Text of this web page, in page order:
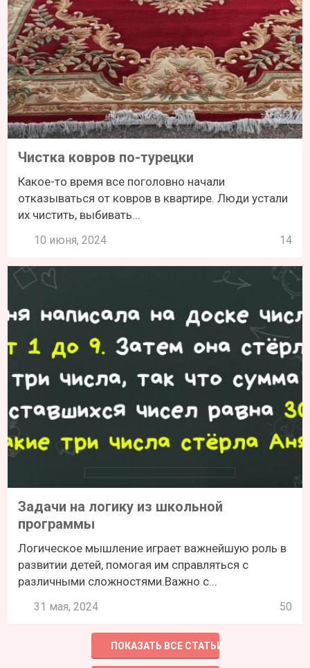
Чистка ковров по-турецки
Какое-то время все поголовно начали
отказываться от ковров в квартире. Люди устали
их чистить, выбивать...
10 июня, 2024 14
Задачи на логику из школьной
программы
Логическое мышление играет важнейшую роль в
развитии детей, помогая им справляться с
различными сложностями.Важно с...
31 мая, 2024 50
ПОКАЗАТЬ ВСЕ СТАТЬИ